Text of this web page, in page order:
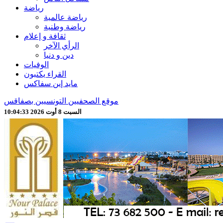
رياضة
رياضة عالمية
رياضة وطنية
ثقافة و إعلام
الرأي الآخر
دين و دنيا
الوفيات
القراء يكتبون
مايد إين سفاكس
موقع الصحفيين التونسيين بصفاقس
السبت 8 أوت 2026 10:04:35